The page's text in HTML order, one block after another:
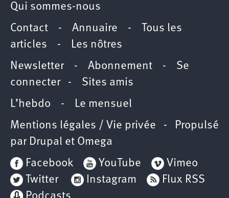
Qui sommes-nous
Contact - Annuaire -
Tous les
articles - Les nôtres
Newsletter- Abonnement - Se
connecter- Sites amis
L’hebdo - Le mensuel
Mentions légales / Vie privée - Propulsé
par Drupal et Omega
Facebook
YouTube
Vimeo
Twitter
Instagram
Flux RSS